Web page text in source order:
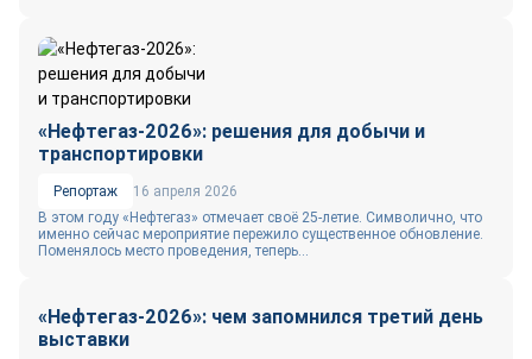
«Нефтегаз-2026»: решения для добычи и
транспортировки
Репортаж
16 апреля 2026
В этом году «Нефтегаз» отмечает своё 25‑летие. Символично, что
именно сейчас мероприятие пережило существенное обновление.
Поменялось место проведения, теперь...
«Нефтегаз-2026»: чем запомнился третий день
выставки